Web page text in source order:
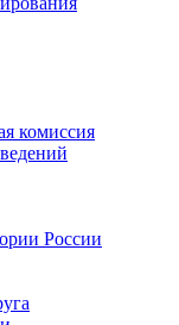
комиссия
России